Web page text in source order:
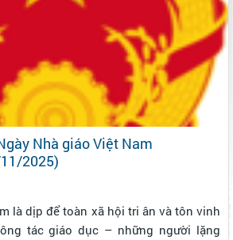
Nhà giáo Việt Nam
2025)
là dịp để toàn xã hội tri ân và tôn vinh
tác giáo dục – những người lặng